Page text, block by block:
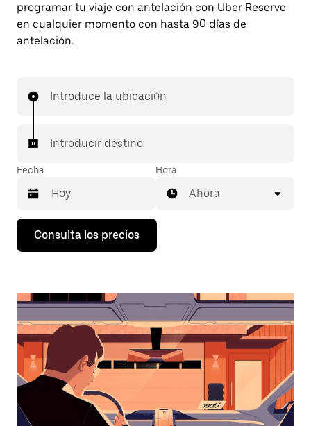
programar tu viaje con antelación con Uber Reserve
en cualquier momento con hasta 90 días de
antelación.
Introduce la ubicación
Introducir destino
Fecha
Pulsa
flecha
abrir
calendario
seleccionar
una
fecha.
Pulsa
el
botón
Hora
Ahora
Consulta los precios